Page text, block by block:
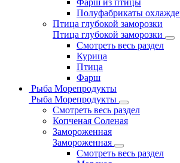
Фарш из птицы
Полуфабрикаты
Птица глубокой заморозки
Птица глубокой заморозки
Смотреть весь раздел
Курица
Птица
Фарш
Рыба Морепродукты
Рыба Морепродукты
Смотреть весь раздел
Копченая Соленая
Замороженная
Замороженная
Смотреть весь раздел